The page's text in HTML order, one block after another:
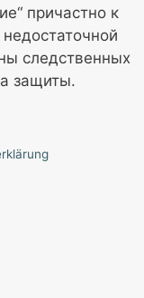
причастно к
следственных
защиты.